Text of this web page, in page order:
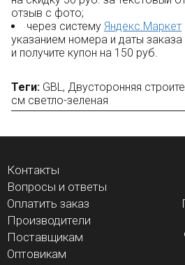
отзыв с фото;
через систему Яндекс.Маркет
указанием номера и даты
и получите купон на 150 руб.
Теги: GBL, Двусторонняя
см светло-зеленая
Контакты
Вопросы и ответы
Оплатить заказ
Производители
Поставщикам
Оптовикам